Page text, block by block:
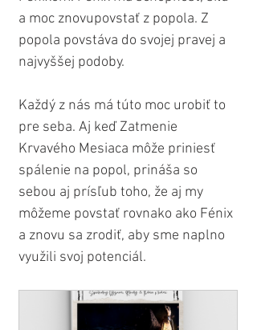
a moc znovupovstať z popola. Z
popola povstáva do svojej pravej a
najvyššej podoby.
Každý z nás má túto moc urobiť to
pre seba. Aj keď Zatmenie
Krvavého Mesiaca môže priniesť
spálenie na popol, prináša so
sebou aj prísľub toho, že aj my
môžeme povstať rovnako ako Fénix
a znovu sa zrodiť, aby sme naplno
využili svoj potenciál.